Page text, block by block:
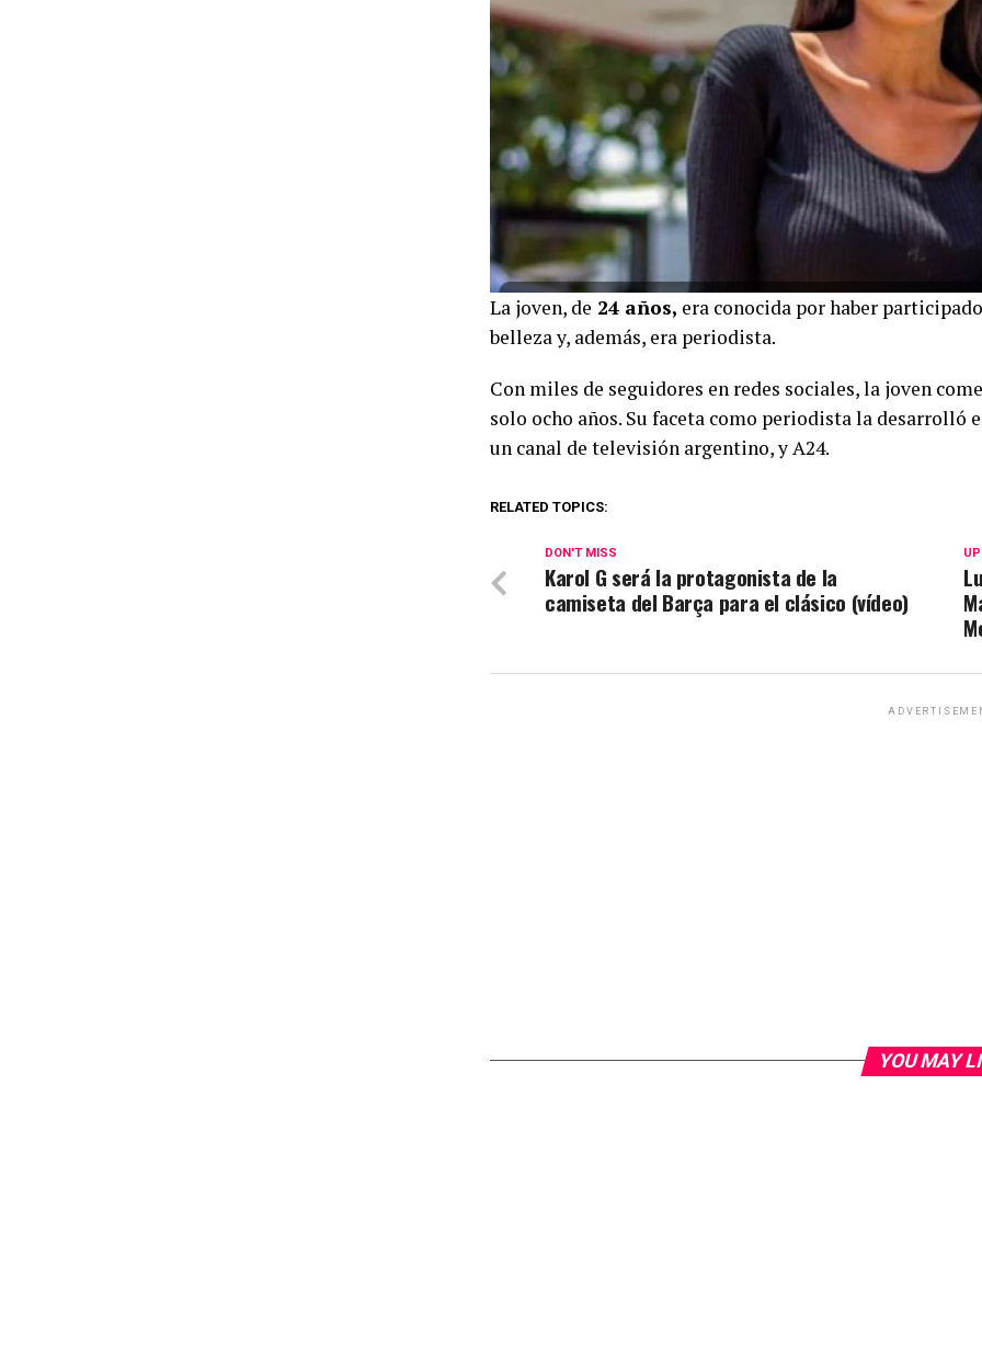
La joven, de 24 años, era conocida por haber
belleza y, además, era periodista.
Con miles de seguidores en redes sociales, la joven
solo ocho años. Su faceta como periodista la
un canal de televisión argentino, y A24.
RELATED TOPICS:
DON'T MISS
Karol G será la protagonista de la
camiseta del Barça para el clásico (vídeo)
YOU MAY